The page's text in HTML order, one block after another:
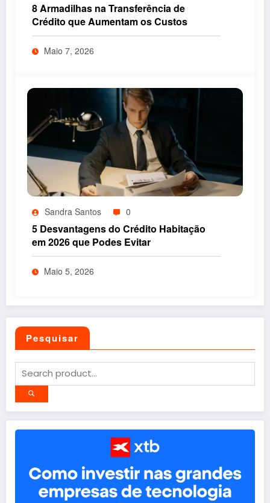
8 Armadilhas na Transferência de
Crédito que Aumentam os Custos
Maio 7, 2026
Sandra Santos 0
5 Desvantagens do Crédito Habitação
em 2026 que Podes Evitar
Maio 5, 2026
Pesquisar